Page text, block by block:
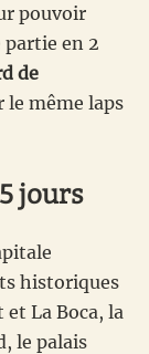
pouvoir
partie en 2
de
le même laps
jours
historiques
La Boca, la
le palais